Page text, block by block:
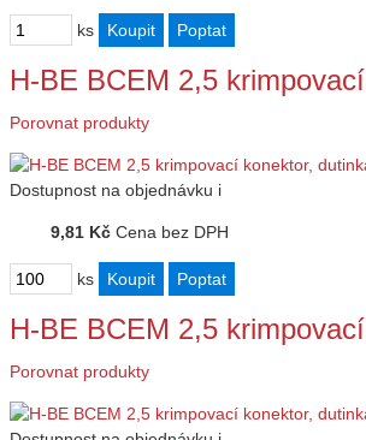
ks
H-BE BCEM 2,5
Porovnat produkty
Dostupnost na objednávku i
9,81 Kč Cena bez DPH
ks
H-BE BCEM 2,5
Porovnat produkty